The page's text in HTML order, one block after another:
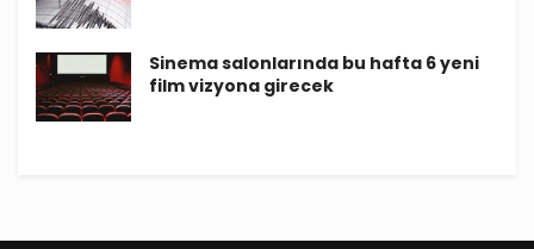
Sinema salonlarında bu hafta 6 yeni
film vizyona girecek